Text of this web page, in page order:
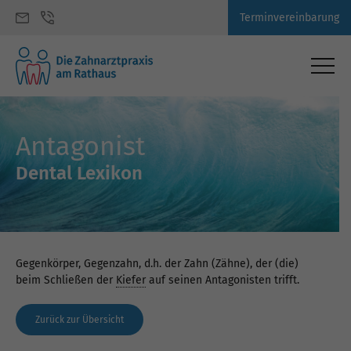
Terminvereinbarung
Antagonist
Dental Lexikon
Gegenkörper, Gegenzahn, d.h. der Zahn (Zähne), der (die)
beim Schließen der Kiefer auf seinen Antagonisten trifft.
Zurück zur Übersicht